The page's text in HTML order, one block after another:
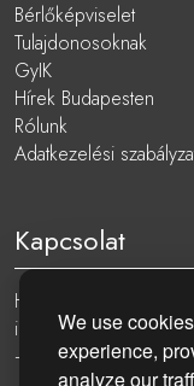
We use
experience,
analyze our
Bérlőképviselet
Tulajdonosoknak
GyIK
Hírek Budapesten
Rólunk
Adatkezelési
Kapcsolat
Hungary, 1051
info@eurocenter.hu
+36 20 919 0005